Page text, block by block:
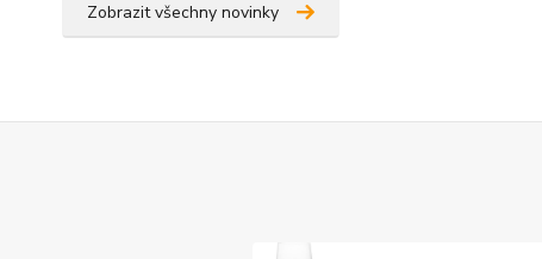
Zobrazit všechny novinky